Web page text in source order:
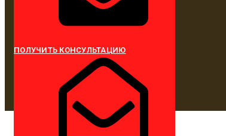
ПОЛУЧИТЬ КОНСУЛЬТАЦИЮ